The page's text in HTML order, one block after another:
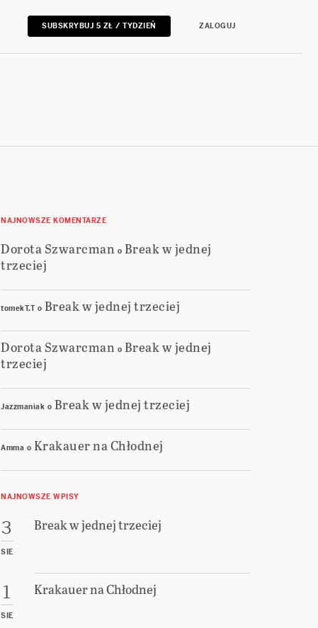
SUBSKRYBUJ 5 ZŁ / TYDZIEŃ ZALOGUJ
NAJNOWSZE KOMENTARZE
Dorota Szwarcman o Break w jednej
trzeciej
tomekT.To Break w jednej trzeciej
Dorota Szwarcman o Break w jednej
trzeciej
Jazzmaniak o Break w jednej trzeciej
Amma o Krakauer na Chłodnej
NAJNOWSZE WPISY
3
SIE
Break w jednej trzeciej
1
SIE
Krakauer na Chłodnej